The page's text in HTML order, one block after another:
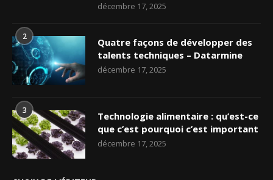
décembre 17, 2025
2
Quatre façons de développer des
talents techniques – Datarmine
décembre 17, 2025
3
Technologie alimentaire : qu’est-ce
que c’est pourquoi c’est important
décembre 17, 2025